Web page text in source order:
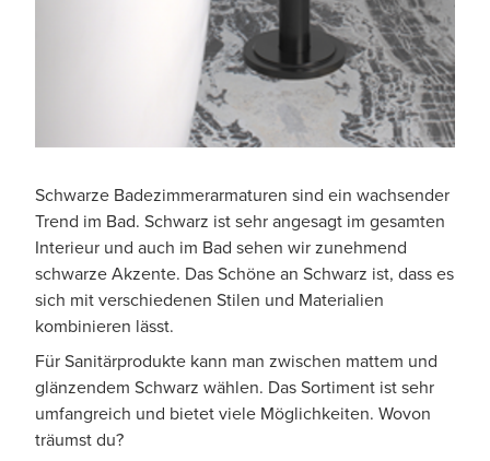
Schwarze Badezimmerarmaturen sind ein wachsender
Trend im Bad. Schwarz ist sehr angesagt im gesamten
Interieur und auch im Bad sehen wir zunehmend
schwarze Akzente. Das Schöne an Schwarz ist, dass es
sich mit verschiedenen Stilen und Materialien
kombinieren lässt.
Für Sanitärprodukte kann man zwischen mattem und
glänzendem Schwarz wählen. Das Sortiment ist sehr
umfangreich und bietet viele Möglichkeiten. Wovon
träumst du?